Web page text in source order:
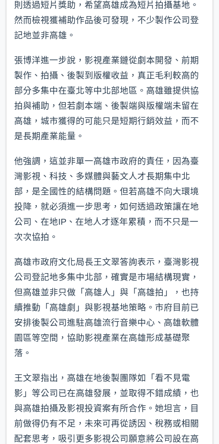
則透過短片獎助，希望高雄成為短片拍攝基地。
然而檢視獲補助作品後可發現，不少製作公司登
記地並非高雄。
張博洋進一步說，影視產業鏈從劇本開發、前期
製作、拍攝、後製到版權收益，真正毛利較高的
部分多集中在臺北等中北部地區。高雄雖提供協
拍與補助，但若劇本端、後製端與版權端未留在
高雄，城市獲得的可能只是短期行銷效益，而不
是長期產業能量。
他強調，這並非單一高雄市政府的責任，因為臺
灣影視、科技、多媒體與藝文人才長期集中北
部，是全國性的結構問題。但若高雄不向大環境
投降，就必須進一步思考，如何透過政策讓在地
公司、在地IP、在地人才逐年累積，而不只是一
次次協拍。
高雄市政府文化局長王文翠答詢表示，臺灣影視
公司登記地多集中北部，確實是市場結構現實，
但高雄並非只做「高雄人」與「高雄拍」，也持
續推動「高雄劇」與影視基地策略。市府目前已
安排後製公司進駐高雄流行音樂中心、高雄軟體
園區等空間，協助影視產業在高雄形成基礎聚
落。
王文翠指出，高雄在地後製團隊如「看不見電
影」等公司已在高雄發展，並取得不錯成績，也
與高雄拍攝及影視投資案有所合作。她坦言，目
前做得仍有不足，未來可再從誘因、稅務或相關
配套思考，吸引更多影視公司願意將公司設在高